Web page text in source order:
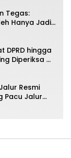
Tegas:
Hanya Jadi
DPRD hingga
Diperiksa —
Resmi
Pacu Jalur